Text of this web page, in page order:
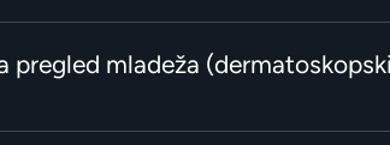
pregled mladeža (dermatoskopski